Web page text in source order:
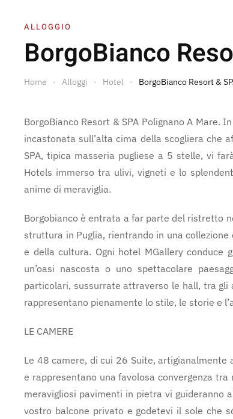
ALLOGGIO
BorgoBianco
Home Alloggi Hotel BorgoBianco Resort &
BorgoBianco Resort & SPA Polignano A Mare.
incastonata sull’alta cima della scogliera che
SPA, tipica masseria pugliese a 5 stelle, vi
Hotels immerso tra ulivi, vigneti e lo
anime di meraviglia.
Borgobianco è entrata a far parte del ristretto
struttura in Puglia, rientrando in una
e della cultura. Ogni hotel MGallery conduce
un’oasi nascosta o uno spettacolare
particolari, sussurrate attraverso le hall, tra gli
rappresentano pienamente lo stile, le storie e
LE CAMERE
Le 48 camere, di cui 26 Suite, artigianalmente
e rappresentano una favolosa convergenza
meravigliosi pavimenti in pietra vi guideranno
vostro balcone privato e godetevi il sole che